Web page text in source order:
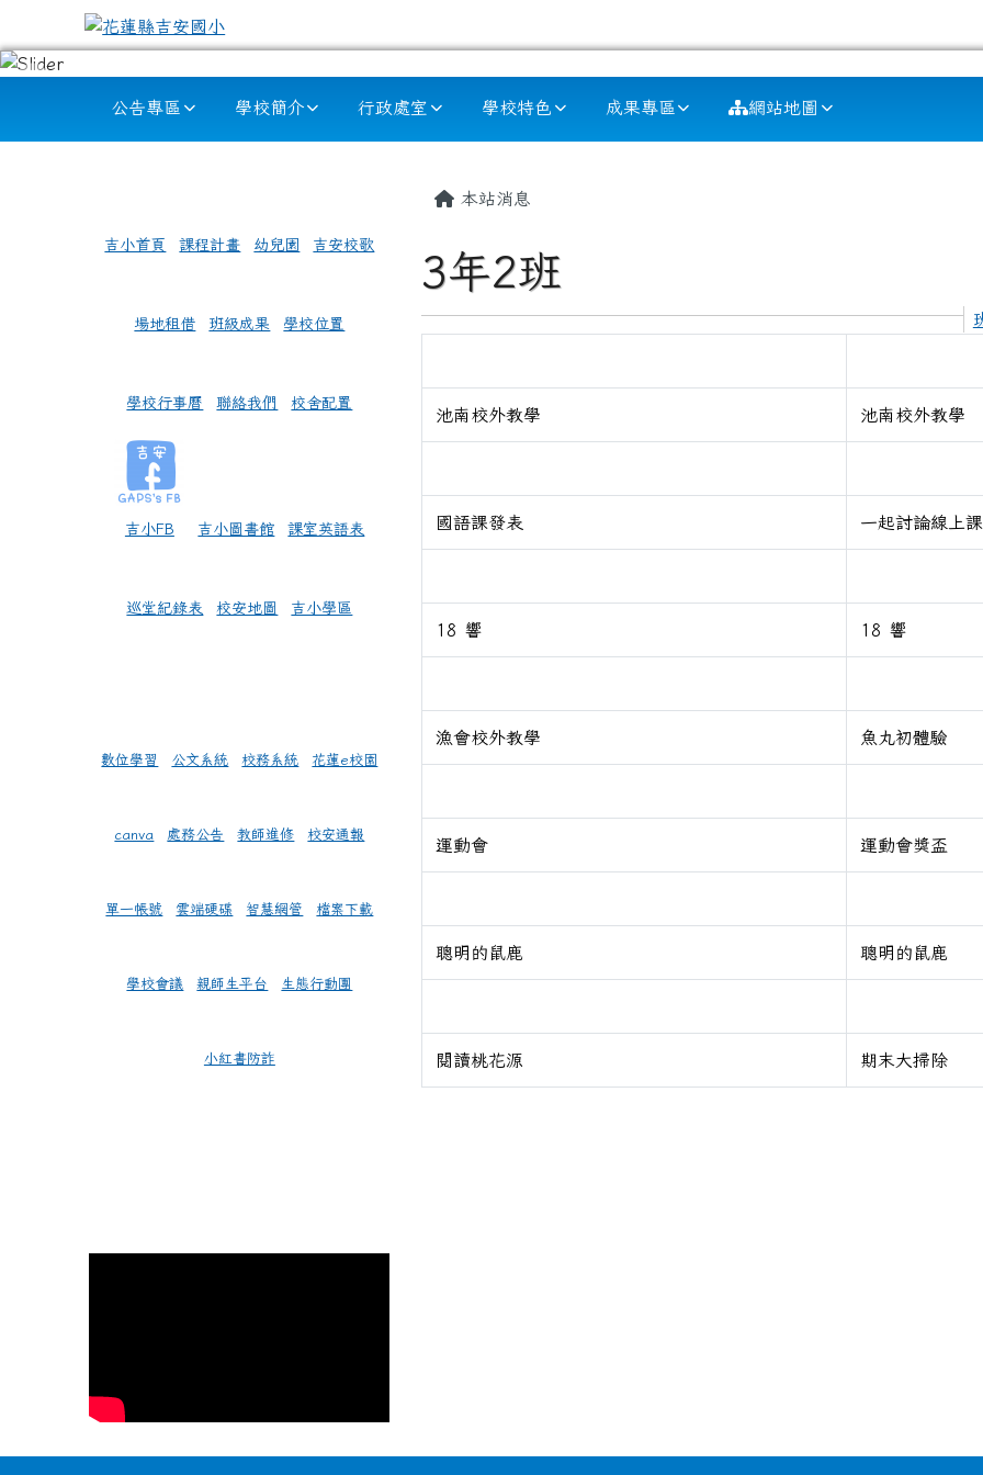
跳至主內容區
花蓮縣吉安國小
公告專區 學校簡介 行政處室 學校特色 成果專區 網站地圖
吉小首頁 課程計畫 幼兒園 吉安校歌
場地租借 班級成果 學校位置
學校行事曆 聯絡我們 校舍配置
吉小FB 吉小圖書館 課室英語表
巡堂紀錄表 校安地圖 吉小學區
數位學習 公文系統 校務系統 花蓮e校園
canva 處務公告 教師進修 校安通報
單一帳號 雲端硬碟 智慧網管 檔案下載
學校會議 親師生平台 生態行動團
小紅書防詐
主內容區域
本站消息
3年2班
池南校外教學 池南校外教學
國語課發表 一起討論線上
18 響 18 響
漁會校外教學 魚丸初體驗
運動會 運動會獎盃
聰明的鼠鹿 聰明的鼠鹿
閱讀桃花源 期末大掃除